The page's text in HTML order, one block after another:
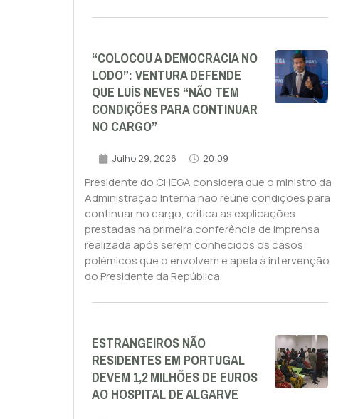
“COLOCOU A DEMOCRACIA NO
LODO”: VENTURA DEFENDE
QUE LUÍS NEVES “NÃO TEM
CONDIÇÕES PARA CONTINUAR
NO CARGO”
Julho 29, 2026 20:09
Presidente do CHEGA considera que o ministro da
Administração Interna não reúne condições para
continuar no cargo, critica as explicações
prestadas na primeira conferência de imprensa
realizada após serem conhecidos os casos
polémicos que o envolvem e apela à intervenção
do Presidente da República.
ESTRANGEIROS NÃO
RESIDENTES EM PORTUGAL
DEVEM 1,2 MILHÕES DE EUROS
AO HOSPITAL DE ALGARVE